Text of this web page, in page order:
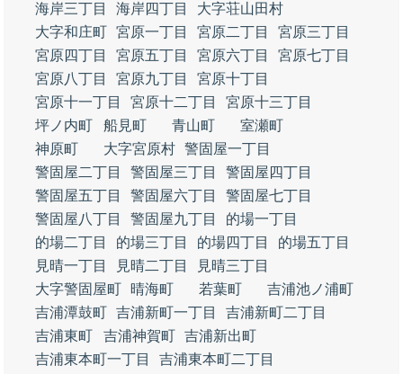
海岸三丁目
海岸四丁目
大字荘山田村
大字和庄町 宮原一丁目 宮原二丁目
宮原三丁目
宮原四丁目
宮原五丁目 宮原六丁目
宮原七丁目
宮原八丁目
宮原九丁目
宮原十丁目
宮原十一丁目
宮原十二丁目
宮原十三丁目
坪ノ内町
船見町 青山町
室瀬町
神原町
大字宮原村 警固屋一丁目
警固屋二丁目
警固屋三丁目
警固屋四丁目
警固屋五丁目
警固屋六丁目
警固屋七丁目
警固屋八丁目
警固屋九丁目
的場一丁目
的場二丁目
的場三丁目 的場四丁目
的場五丁目
見晴一丁目
見晴二丁目
見晴三丁目
大字警固屋町
晴海町 若葉町
吉浦池ノ浦町
吉浦潭鼓町 吉浦新町一丁目
吉浦新町二丁目
吉浦東町
吉浦神賀町 吉浦新出町
吉浦東本町一丁目
吉浦東本町二丁目